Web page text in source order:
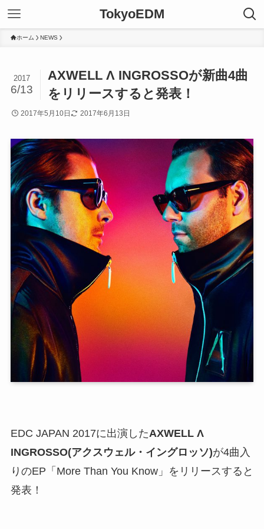
TokyoEDM
ホーム NEWS
AXWELL Λ INGROSSOが新曲4曲
をリリースすると発表！
2017
6/13
2017年5月10日 2017年6月13日
EDC JAPAN 2017に出演したAXWELL Λ
INGROSSO(アクスウェル・イングロッソ)が4曲入
りのEP「More Than You Know」をリリースすると
発表！